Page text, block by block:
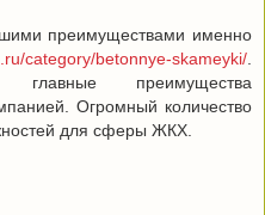
преимуществами именно
category/betonnye-skameyki/
главные преимущества
Огромный количество
для сферы ЖКХ.